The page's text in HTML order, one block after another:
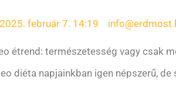
2025. február 7. 14:19
étrend: természetesség vagy csak
diéta napjainkban igen népszerű,